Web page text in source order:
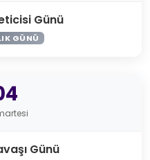
Günü
GÜNÜ
Günü